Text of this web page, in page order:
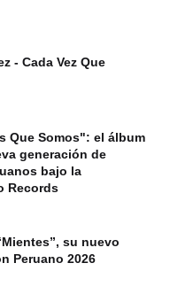
- Cada Vez Que
Que Somos": el álbum
generación de
bajo la
Records
su nuevo
Peruano 2026